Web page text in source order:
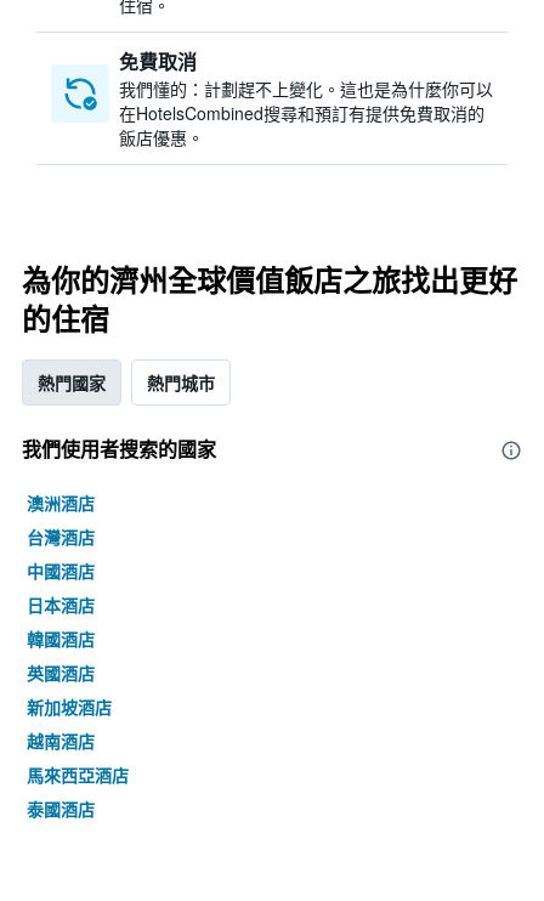
住宿。
免費取消
我們懂的：計劃趕不上變化。這也是為什麼你可以
在HotelsCombined搜尋和預訂有提供免費取消的
飯店優惠。
為你的濟州全球價值飯店之旅找出更好
的住宿
熱門國家 熱門城市
我們使用者搜索的國家
澳洲酒店
台灣酒店
中國酒店
日本酒店
韓國酒店
英國酒店
新加坡酒店
越南酒店
馬來西亞酒店
泰國酒店